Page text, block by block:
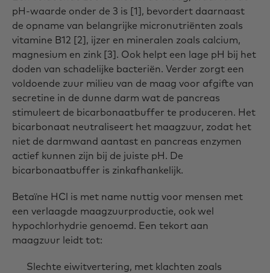
pH-waarde onder de 3 is [1], bevordert daarnaast
de opname van belangrijke micronutriënten zoals
vitamine B12 [2], ijzer en mineralen zoals calcium,
magnesium en zink [3]. Ook helpt een lage pH bij het
doden van schadelijke bacteriën. Verder zorgt een
voldoende zuur milieu van de maag voor afgifte van
secretine in de dunne darm wat de pancreas
stimuleert de bicarbonaatbuffer te produceren. Het
bicarbonaat neutraliseert het maagzuur, zodat het
niet de darmwand aantast en pancreas enzymen
actief kunnen zijn bij de juiste pH. De
bicarbonaatbuffer is zinkafhankelijk.
Betaïne HCl is met name nuttig voor mensen met
een verlaagde maagzuurproductie, ook wel
hypochlorhydrie genoemd. Een tekort aan
maagzuur leidt tot:
Slechte eiwitvertering, met klachten zoals